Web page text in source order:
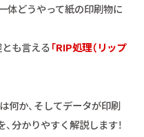
体どうやって紙の印刷物に
も言える「RIP処理（リップ
何か、そしてデータが印刷
分かりやすく解説します！